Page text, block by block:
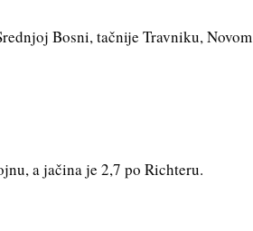
Bosni, tačnije Travniku, Novom
a jačina je 2,7 po Richteru.